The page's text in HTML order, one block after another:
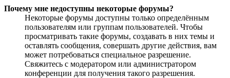
Почему мне недоступны некоторые форумы?
Некоторые форумы доступны только определённым
пользователям или группам пользователей. Чтобы
просматривать такие форумы, создавать в них темы и
оставлять сообщения, совершать другие действия, вам
может потребоваться специальное разрешение.
Свяжитесь с модератором или администратором
конференции для получения такого разрешения.